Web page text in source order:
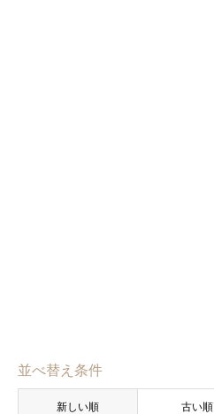
並べ替え条件
新しい順 古い順